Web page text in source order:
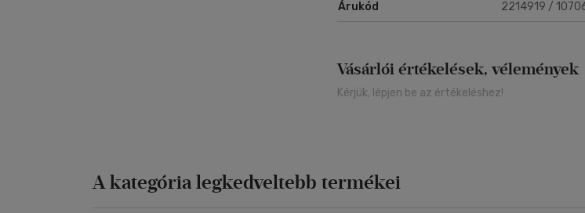
Árukód 2214919 /
Vásárlói értékelések, vélemények
Kérjük, lépjen be az értékeléshez!
A kategória legkedveltebb termékei